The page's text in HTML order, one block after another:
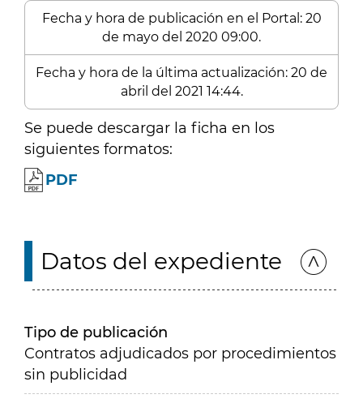
Fecha y hora de publicación en el Portal: 20
de mayo del 2020 09:00.
Fecha y hora de la última actualización: 20 de
abril del 2021 14:44.
Se puede descargar la ficha en los
siguientes formatos:
PDF
Datos del expediente
Tipo de publicación
Contratos adjudicados por procedimientos
sin publicidad